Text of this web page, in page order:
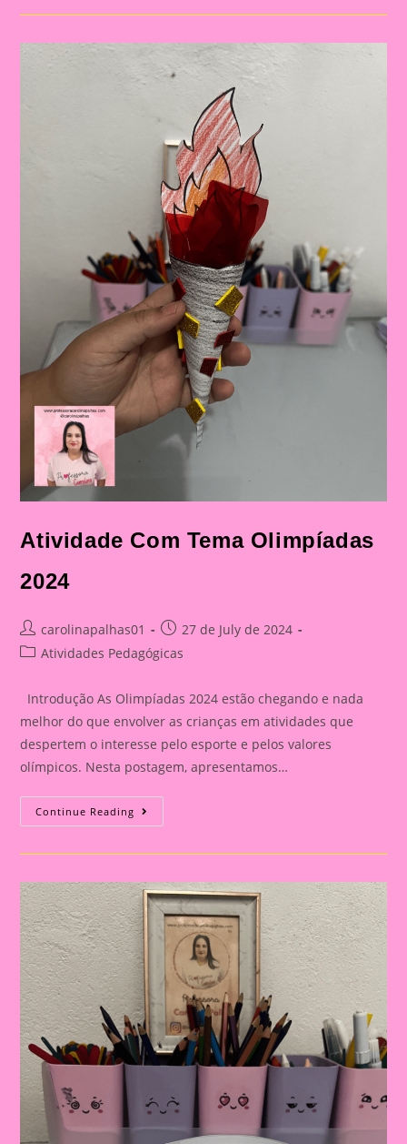
Olimpíadas
Atividade Com Tema Olimpíadas
2024
Post
author:
carolinapalhas01
Post
published:
27 de July de 2024
PostAtividades Pedagógicas
Introdução As Olimpíadas 2024 estão chegando e nada
melhor do que envolver as crianças em atividades que
despertem o interesse pelo esporte e pelos valores
olímpicos. Nesta postagem, apresentamos…
Continue Reading Atividade
Com
Olimpíadas